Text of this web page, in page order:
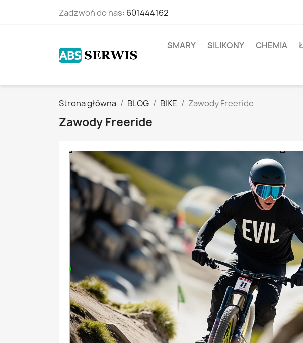
Zadzwoń do nas: 601444162
SMARY SILIKONY CHEMIA
Strona główna BLOG BIKE Zawody Freeride
Zawody Freeride